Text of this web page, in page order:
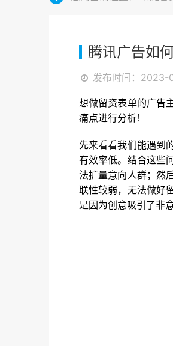
腾讯广告如
发布时间：2023-
想做留资表单的广告
痛点进行分析！
先来看看我们能遇到
有效率低。结合这些
法扩量意向人群；然
联性较弱，无法做好
是因为创意吸引了非